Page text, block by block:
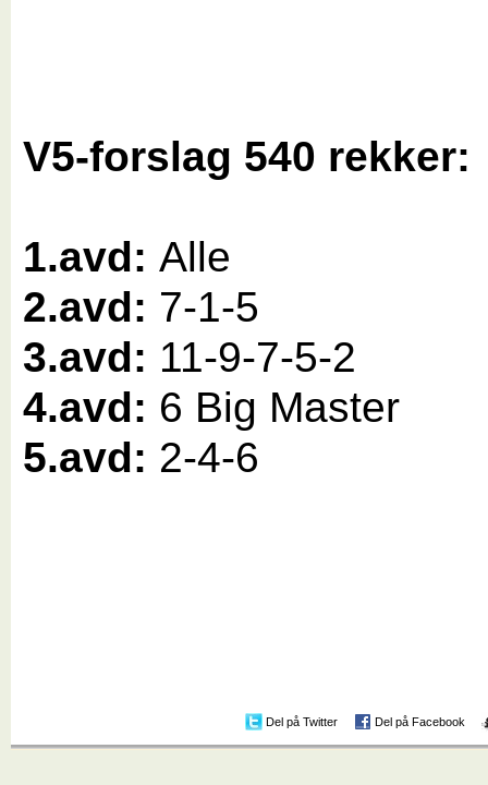
V5-forslag 540 rekker:
1.avd:Alle
2.avd: 7-1-5
3.avd: 11-9-7-5-2
4.avd: 6 Big Master
5.avd: 2-4-6
Del på Twitter Del på Facebook